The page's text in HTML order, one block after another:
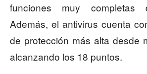
funciones muy completas
Además, el antivirus cuenta
de protección más alta desde
alcanzando los 18 puntos.